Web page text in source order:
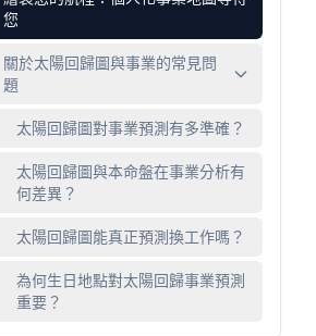
您
關於太陽回歸圖與事業的常見問
題
太陽回歸圖對事業預測有多準確？
太陽回歸圖與本命盤在事業分析有
何差異？
太陽回歸圖能真正預測換工作嗎？
為何生日地點對太陽回歸事業預測
重要？